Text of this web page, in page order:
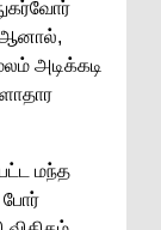
ஆனால்,
அடிக்கடி
மந்த
போர்